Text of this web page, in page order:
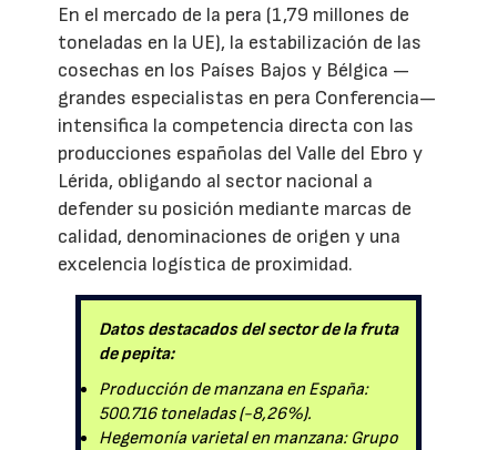
En el mercado de la pera (1,79 millones de
toneladas en la UE), la estabilización de las
cosechas en los Países Bajos y Bélgica —
grandes especialistas en pera Conferencia—
intensifica la competencia directa con las
producciones españolas del Valle del Ebro y
Lérida, obligando al sector nacional a
defender su posición mediante marcas de
calidad, denominaciones de origen y una
excelencia logística de proximidad.
Datos destacados del sector de la fruta
de pepita:
Producción de manzana en España:
500.716 toneladas (-8,26%).
Hegemonía varietal en manzana: Grupo